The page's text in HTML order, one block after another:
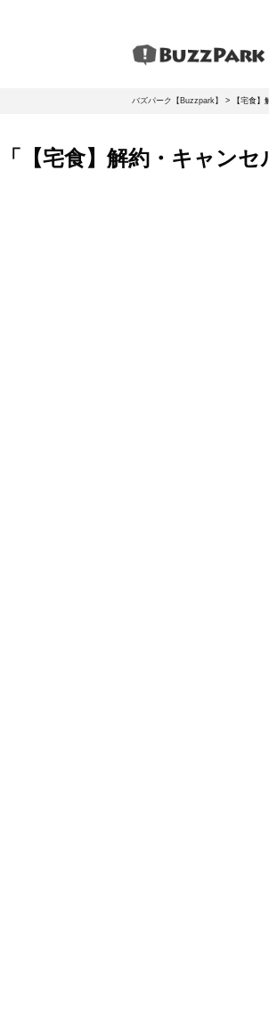
バズパーク【Buzzpark】 > 【宅食
「【宅食】解約・キャン